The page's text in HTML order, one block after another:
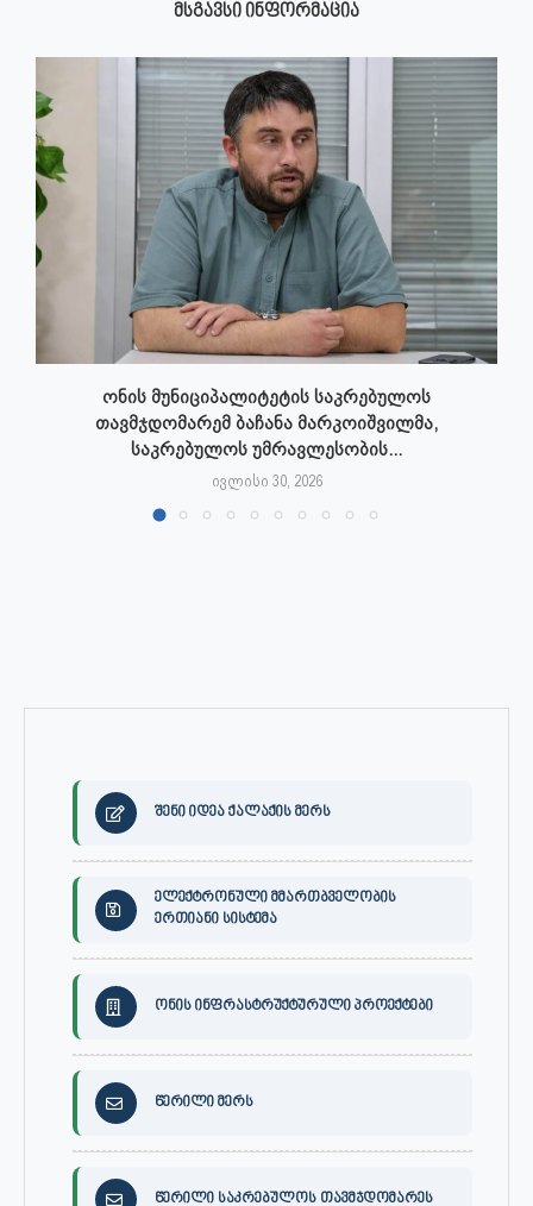
ᲛᲡᲒᲐᲕᲡᲘ ᲘᲜᲤᲝᲠᲛᲐᲪᲘᲐ
ონის მუნიციპალიტეტის საკრებულოს
თავმჯდომარემ ბაჩანა მარკოიშვილმა,
საკრებულოს უმრავლესობის...
ივლისი 30, 2026
შენი იდეა ქალაქის მერს
ელექტრონული მმართბველობის
ერთიანი სისტემა
ონის ინფრასტრუქტურული პროექტები
წერილი მერს
წერილი საკრებულოს თავმჯდომარეს